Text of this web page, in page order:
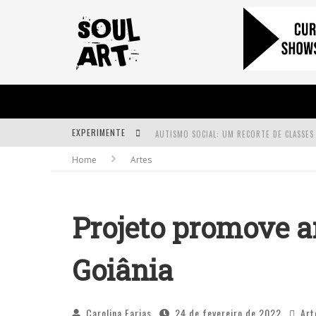
EXPERIMENTE
Home Artes
Projeto promove
Goiânia
Carolina Farias 24 de fevereiro de 2022